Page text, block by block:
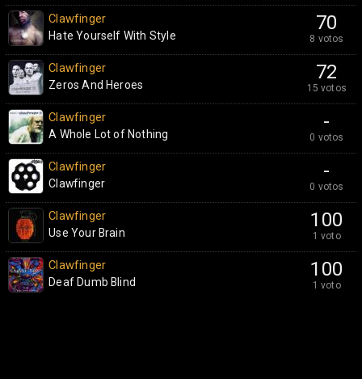
70
8 votos
Clawfinger
Hate Yourself With Style
72
15 votos
Clawfinger
Zeros And Heroes
-
0 votos
Clawfinger
A Whole Lot of Nothing
-
0 votos
Clawfinger
Clawfinger
100
1 voto
Clawfinger
Use Your Brain
100
1 voto
Clawfinger
Deaf Dumb Blind